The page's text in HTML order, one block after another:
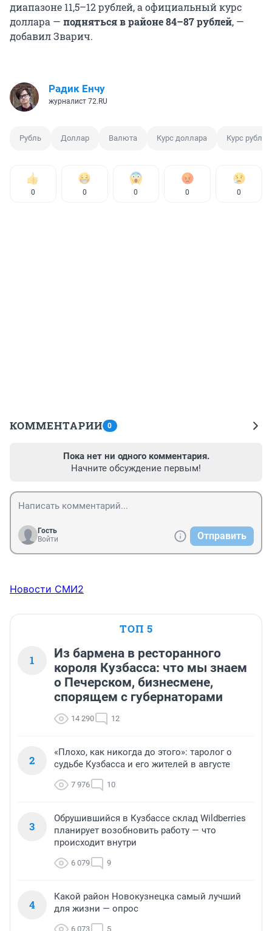
диапазоне 11,5–12 рублей, а официальный курс
доллара — подняться в районе 84–87 рублей, —
добавил Зварич.
Радик Енчу
журналист 72.RU
Рубль Доллар Валюта Курс доллара Курс рубля
0 0 0 0 0
КОММЕНТАРИИ 0
Пока нет ни одного комментария.
Начните обсуждение первым!
Гость
Войти
Отправить
Новости СМИ2
ТОП 5
1
Из бармена в ресторанного
короля Кузбасса: что мы знаем
о Печерском, бизнесмене,
спорящем с губернаторами
14 290 12
2
«Плохо, как никогда до этого»: таролог о
судьбе Кузбасса и его жителей в августе
7 976 10
3
Обрушившийся в Кузбассе склад Wildberries
планирует возобновить работу — что
происходит внутри
6 079 9
4
Какой район Новокузнецка самый лучший
для жизни — опрос
6 073 5